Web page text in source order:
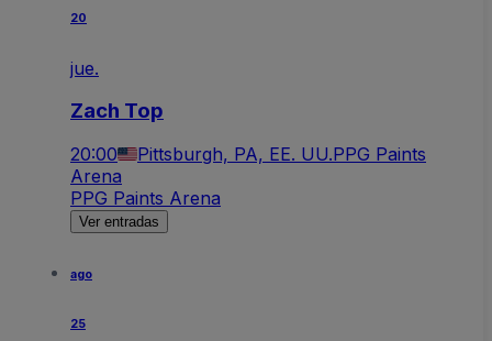
20
jue.
Zach Top
20:00 Pittsburgh, PA, EE. UU.PPG Paints
Arena
PPG Paints Arena
Ver entradas
ago
25